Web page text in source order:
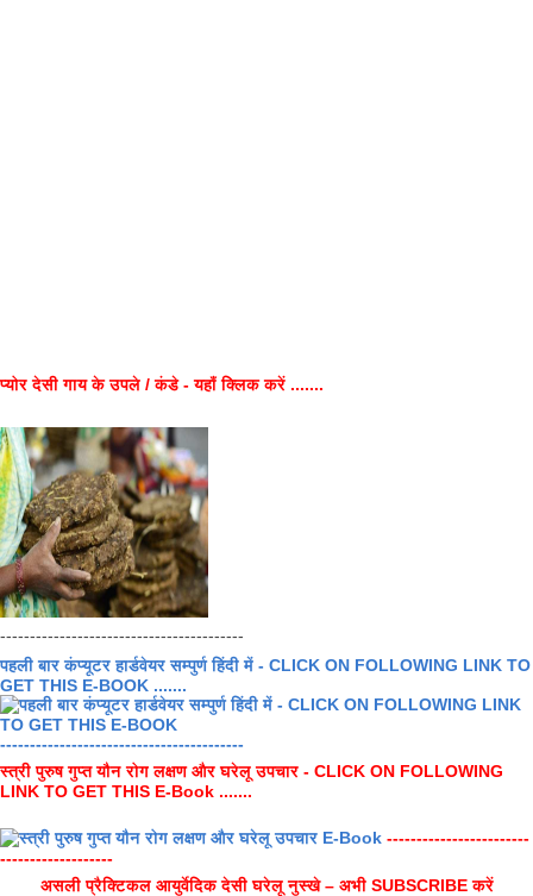
प्योर देसी गाय के उपले / कंडे - यहाँ क्लिक करें .......
-----------------------------------------
पहली बार कंप्यूटर हार्डवेयर सम्पुर्ण हिंदी में - CLICK ON FOLLOWING LINK TO
GET THIS E-BOOK .......
-----------------------------------------
स्त्री पुरुष गुप्त यौन रोग लक्षण और घरेलू उपचार - CLICK ON FOLLOWING
LINK TO GET THIS E-Book .......
------------------------
-------------------
असली प्रैक्टिकल आयुर्वेदिक देसी घरेलू नुस्खे – अभी SUBSCRIBE करें